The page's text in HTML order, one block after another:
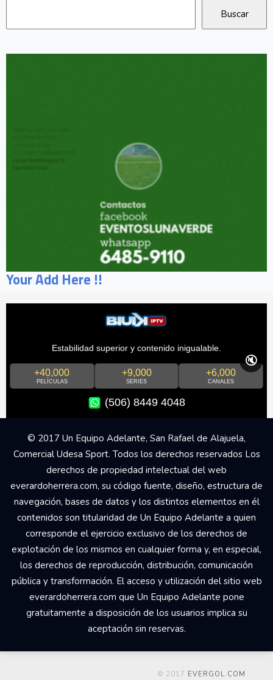
Your Add Here !!
Estabilidad superior y contenido inigualable.
+40,000
PELÍCULAS
+9,000
SERIES
+6,000
CANALES
(506) 8449 4048
🔇
© 2017 Un Equipo Adelante, San Rafael de Alajuela,
Comercial Udesa Sport. Todos los derechos reservados Los
derechos de propiedad intelectual del web
everardoherrera.com, su código fuente, diseño, estructura de
navegación, bases de datos y los distintos elementos en él
contenidos son titularidad de Un Equipo Adelante a quien
corresponde el ejercicio exclusivo de los derechos de
explotación de los mismos en cualquier forma y, en especial,
los derechos de reproducción, distribución, comunicación
pública y transformación. El acceso y utilización del sitio web
everardoherrera.com que Un Equipo Adelante pone
gratuitamente a disposición de los usuarios implica su
aceptación sin reservas.
© 2017 EVERGOL.COM